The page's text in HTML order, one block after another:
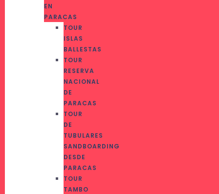
EN
PARACAS
TOUR
ISLAS
BALLESTAS
TOUR
RESERVA
NACIONAL
DE
PARACAS
TOUR
DE
TUBULARES
SANDBOARDING
DESDE
PARACAS
TOUR
TAMBO